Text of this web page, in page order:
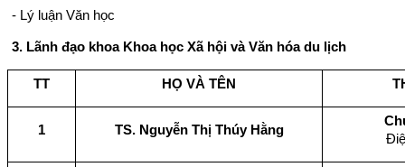
- Lý luận Văn học
3. Lãnh đạo khoa Khoa học Xã hội và Văn hóa du lịch
TT HỌ VÀ TÊN
1 TS. Nguyễn Thị Thúy Hằng